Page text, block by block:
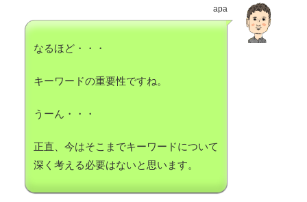
apa
なるほど・・・
キーワードの重要性ですね。
うーん・・・
正直、今はそこまでキーワードについて
深く考える必要はないと思います。